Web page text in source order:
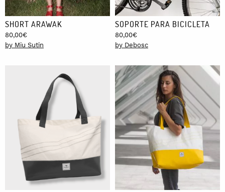
SHORT ARAWAK
80,00€
by Miu Sutin
SOPORTE PARA BICICLETA
80,00€
by Debosc